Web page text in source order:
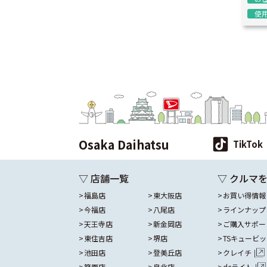
使
Osaka Daihatsu TikTok
▽ 店舗一覧
福島店
今福店
天王寺店
東住吉店
池田店
東大阪店
八尾店
新金岡店
堺店
登美丘店
▽ クルマ
お買い得情報
ラインナップ
ご購入サポー
TSキュービ
クレイチ